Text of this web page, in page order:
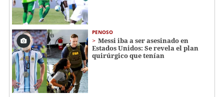
PENOSO
Messi iba a ser asesinado en
Estados Unidos: Se revela el plan
quirúrgico que tenían